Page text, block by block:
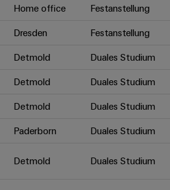
Home office Festanstellung
Dresden Festanstellung
Detmold Duales Studium
Detmold Duales Studium
Detmold Duales Studium
Paderborn Duales Studium
Detmold Duales Studium